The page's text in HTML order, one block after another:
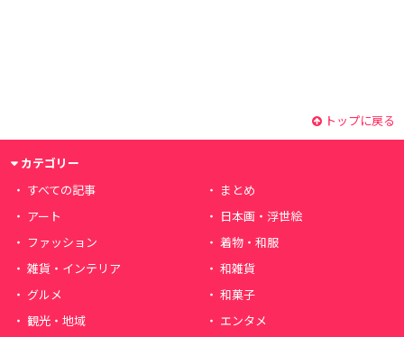
トップに戻る
カテゴリー
すべての記事
まとめ
アート
日本画・浮世絵
ファッション
着物・和服
雑貨・インテリア
和雑貨
グルメ
和菓子
観光・地域
エンタメ